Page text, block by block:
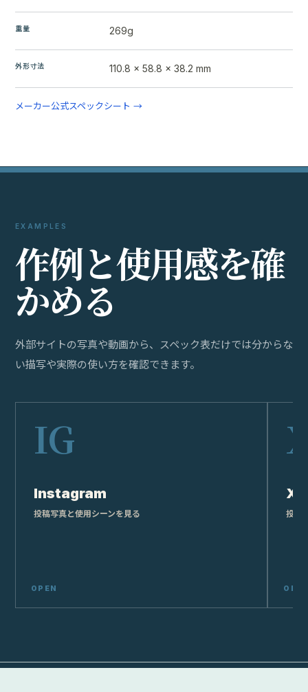
重量 269g
外形寸法 110.8 x 58.8 x 38.2 mm
メーカー公式スペックシート →
EXAMPLES
作例と使用感を確
かめる
外部サイトの写真や動画から、スペック表だけでは分からな
い描写や実際の使い方を確認できます。
Instagram
投稿写真と使用シーンを見る
X
投稿